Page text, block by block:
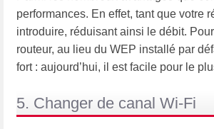
performances. En effet, tant que votre
introduire, réduisant ainsi le débit.
routeur, au lieu du WEP installé par
fort : aujourd’hui, il est facile pour le
5. Changer de canal Wi-Fi